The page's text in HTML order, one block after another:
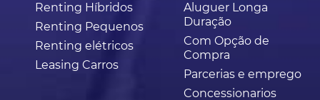
Renting Híbridos
Renting Pequenos
Renting elétricos
Leasing Carros
Aluguer Longa
Duração
Com Opção de
Compra
Parcerias e emprego
Concessionarios